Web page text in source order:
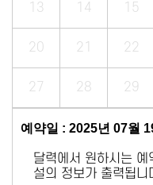
13 14 15
20 21 22
27 28 29
예약일 : 2025년 07월
달력에서 원하시는 예
설의 정보가 출력됩니